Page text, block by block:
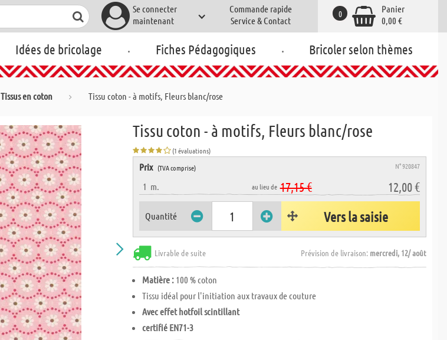
Se connecter
maintenant
Commande rapide
Service & Contact
Panier
0,00 €
0
Idées de bricolage . Fiches Pédagogiques . Bricoler selon thèmes
Tissus en coton Tissu coton - à motifs, Fleurs blanc/rose
Tissu coton - à motifs, Fleurs blanc/rose
(1 évaluations)
Prix (TVA comprise) N° 920847
1 m. au lieu de 17,15 € 12,00 €
Quantité Vers la saisie
Livrable de suite Prévision de livraison: mercredi, 12/ août
Matière : 100 % coton
Tissu idéal pour l'initiation aux travaux de couture
Avec effet hotfoil scintillant
certifié EN71-3